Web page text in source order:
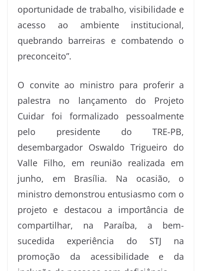
oportunidade de trabalho, visibilidade e
acesso ao ambiente institucional,
quebrando barreiras e combatendo o
preconceito”.
O convite ao ministro para proferir a
palestra no lançamento do Projeto
Cuidar foi formalizado pessoalmente
pelo presidente do TRE-PB,
desembargador Oswaldo Trigueiro do
Valle Filho, em reunião realizada em
junho, em Brasília. Na ocasião, o
ministro demonstrou entusiasmo com o
projeto e destacou a importância de
compartilhar, na Paraíba, a bem-
sucedida experiência do STJ na
promoção da acessibilidade e da